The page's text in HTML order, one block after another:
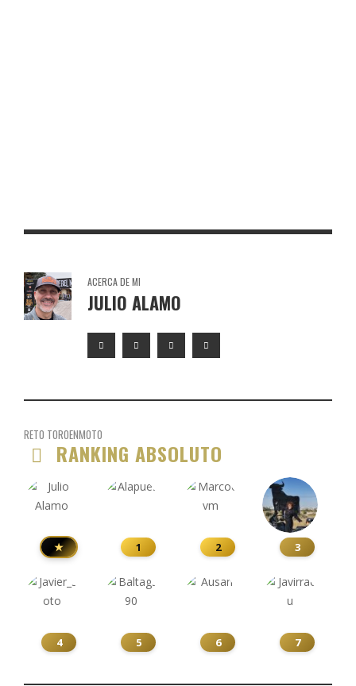
ACERCA DE MI
JULIO ALAMO
RETO TOROENMOTO
RANKING ABSOLUTO
★ 1 2 3
4 5 6 7